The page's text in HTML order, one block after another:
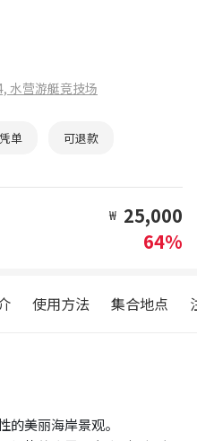
水营游艇竞技场
单 可退款
₩ 25,000
64%
使用方法 集合地点
的美丽海岸景观。